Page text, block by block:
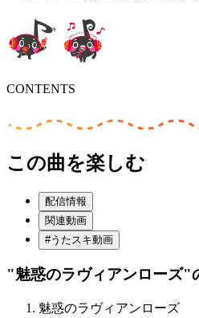
CONTENTS
この曲を楽しむ
配信情報
関連動画
#うたスキ動画
"魅惑のラヴィアンローズ"
魅惑のラヴィアンローズ